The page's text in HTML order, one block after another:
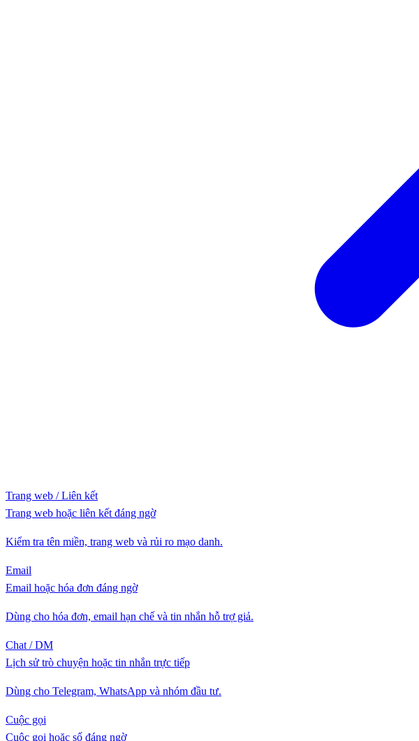
Trang web / Liên kết
Trang web hoặc liên kết đáng ngờ
Kiểm tra tên miền, trang web và rủi ro mạo danh.
Email
Email hoặc hóa đơn đáng ngờ
Dùng cho hóa đơn, email hạn chế và tin nhắn hỗ trợ giả.
Chat / DM
Lịch sử trò chuyện hoặc tin nhắn trực tiếp
Dùng cho Telegram, WhatsApp và nhóm đầu tư.
Cuộc gọi
Cuộc gọi hoặc số đáng ngờ